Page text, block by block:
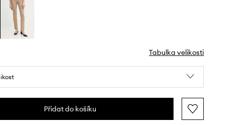
Tabulka velikosti
Přidat do košíku